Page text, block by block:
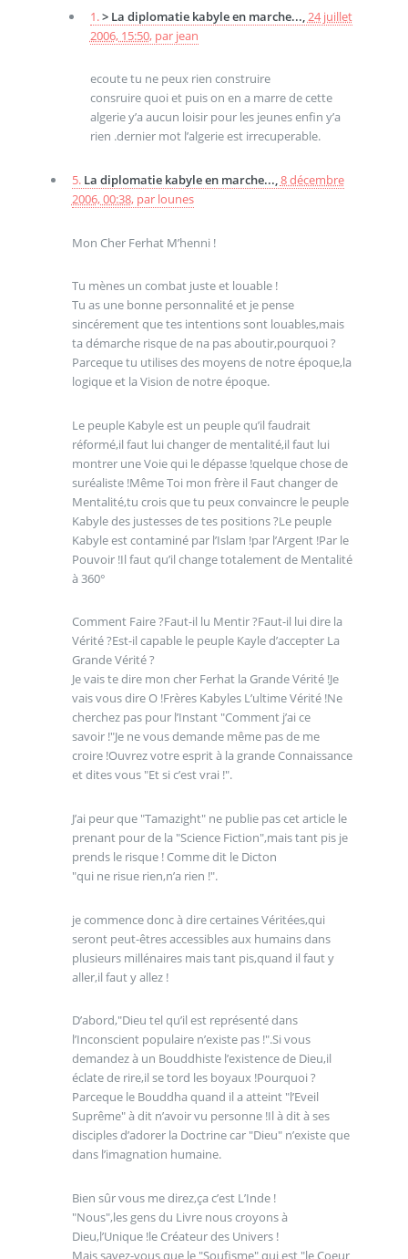
1.> La diplomatie kabyle en marche..., 24 juillet
2006, 15:50, par jean
ecoute tu ne peux rien construire
consruire quoi et puis on en a marre de cette
algerie y’a aucun loisir pour les jeunes enfin y’a
rien .dernier mot l’algerie est irrecuperable.
5. La diplomatie kabyle en marche...,8 décembre
2006, 00:38, par lounes
Mon Cher Ferhat M’henni !
Tu mènes un combat juste et louable !
Tu as une bonne personnalité et je pense
sincérement que tes intentions sont louables,mais
ta démarche risque de na pas aboutir,pourquoi ?
Parceque tu utilises des moyens de notre époque,la
logique et la Vision de notre époque.
Le peuple Kabyle est un peuple qu’il faudrait
réformé,il faut lui changer de mentalité,il faut lui
montrer une Voie qui le dépasse !quelque chose de
suréaliste !Même Toi mon frère il Faut changer de
Mentalité,tu crois que tu peux convaincre le peuple
Kabyle des justesses de tes positions ?Le peuple
Kabyle est contaminé par l’Islam !par l’Argent !Par le
Pouvoir !Il faut qu’il change totalement de Mentalité
à 360°
Comment Faire ?Faut-il lu Mentir ?Faut-il lui dire la
Vérité ?Est-il capable le peuple Kayle d’accepter La
Grande Vérité ?
Je vais te dire mon cher Ferhat la Grande Vérité !Je
vais vous dire O !Frères Kabyles L’ultime Vérité !Ne
cherchez pas pour l’Instant "Comment j’ai ce
savoir !"Je ne vous demande même pas de me
croire !Ouvrez votre esprit à la grande Connaissance
et dites vous "Et si c’est vrai !".
J’ai peur que "Tamazight" ne publie pas cet article le
prenant pour de la "Science Fiction",mais tant pis je
prends le risque ! Comme dit le Dicton
"qui ne risue rien,n’a rien !".
je commence donc à dire certaines Véritées,qui
seront peut-êtres accessibles aux humains dans
plusieurs millénaires mais tant pis,quand il faut y
aller,il faut y allez !
D’abord,"Dieu tel qu’il est représenté dans
l’Inconscient populaire n’existe pas !".Si vous
demandez à un Bouddhiste l’existence de Dieu,il
éclate de rire,il se tord les boyaux !Pourquoi ?
Parceque le Bouddha quand il a atteint "l’Eveil
Suprême" à dit n’avoir vu personne !Il à dit à ses
disciples d’adorer la Doctrine car "Dieu" n’existe que
dans l’imagnation humaine.
Bien sûr vous me direz,ça c’est L’Inde !
"Nous",les gens du Livre nous croyons à
Dieu,l’Unique !le Créateur des Univers !
Mais savez-vous que le "Soufisme" qui est "le Coeur